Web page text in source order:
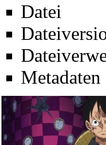
Datei
Metadaten